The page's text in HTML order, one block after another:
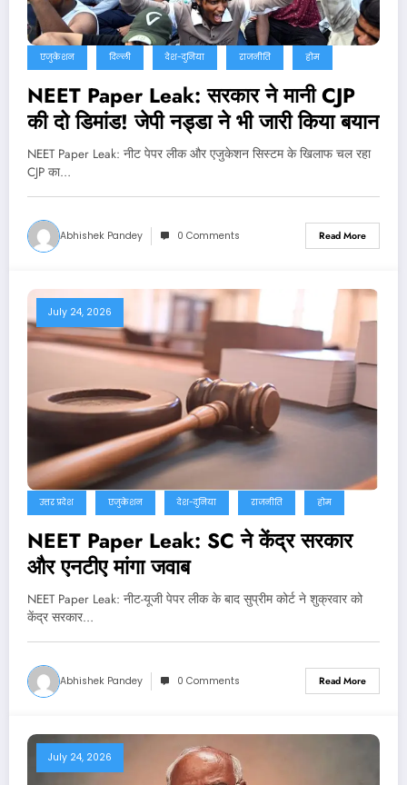
एजुकेशन दिल्ली देश-दुनिया राजनीति होम
NEET Paper Leak: सरकार ने मानी CJP
की दो डिमांड! जेपी नड्डा ने भी जारी किया बयान
NEET Paper Leak: नीट पेपर लीक और एजुकेशन सिस्टम के खिलाफ चल रहा
CJP का…
Abhishek Pandey 0 Comments Read More
July 24, 2026
उत्तर प्रदेश एजुकेशन देश-दुनिया राजनीति होम
NEET Paper Leak: SC ने केंद्र सरकार
और एनटीए मांगा जवाब
NEET Paper Leak: नीट-यूजी पेपर लीक के बाद सुप्रीम कोर्ट ने शुक्रवार को
केंद्र सरकार…
Abhishek Pandey 0 Comments Read More
July 24, 2026